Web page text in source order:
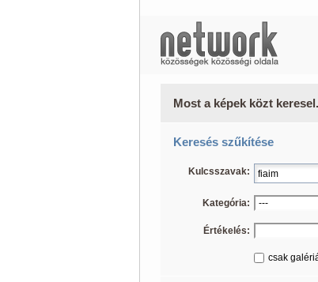
Most a képek közt
Keresés szűkítése
Kulcsszavak:
Kategória:
Értékelés:
csak